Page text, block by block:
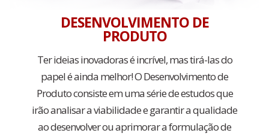
DESENVOLVIMENTO DE
PRODUTO
Ter ideias inovadoras é incrível, mas tirá-las do
papel é ainda melhor! O Desenvolvimento de
Produto consiste em uma série de estudos que
irão analisar a viabilidade e garantir a qualidade
ao desenvolver ou aprimorar a formulação de